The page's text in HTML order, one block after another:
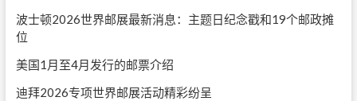
波士顿2026世界邮展最新消息：主题日纪念戳和19个邮政摊
位
美国1月至4月发行的邮票介绍
迪拜2026专项世界邮展活动精彩纷呈